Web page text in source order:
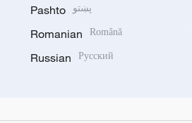
Pashto پښتو
Romanian Română
Russian Русский